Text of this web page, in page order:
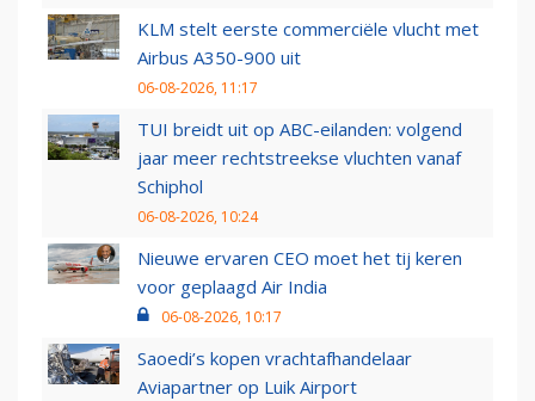
KLM stelt eerste commerciële vlucht met
Airbus A350-900 uit
06-08-2026, 11:17
TUI breidt uit op ABC-eilanden: volgend
jaar meer rechtstreekse vluchten vanaf
Schiphol
06-08-2026, 10:24
Nieuwe ervaren CEO moet het tij keren
voor geplaagd Air India
06-08-2026, 10:17
Saoedi’s kopen vrachtafhandelaar
Aviapartner op Luik Airport